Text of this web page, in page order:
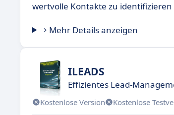
wertvolle Kontakte zu
Mehr Details anzeigen
ILEADS
Effizientes Lead-
Kostenlose Version Kostenlose